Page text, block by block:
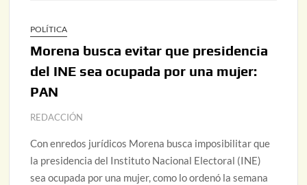
POLÍTICA
Morena busca evitar que presidencia
del INE sea ocupada por una mujer:
PAN
REDACCIÓN
Con enredos jurídicos Morena busca imposibilitar que
la presidencia del Instituto Nacional Electoral (INE)
sea ocupada por una mujer, como lo ordenó la semana